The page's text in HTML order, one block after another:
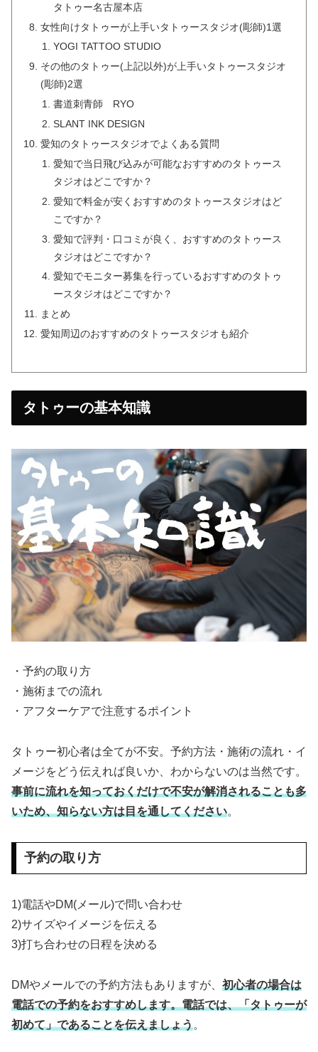
タトゥー名古屋本店
女性向けタトゥーが上手いタトゥースタジオ(彫師)1選
YOGI TATTOO STUDIO
その他のタトゥー(上記以外)が上手いタトゥースタジオ
(彫師)2選
書道刺青師 RYO
SLANT INK DESIGN
愛知のタトゥースタジオでよくある質問
愛知で当日飛び込みが可能なおすすめのタトゥース
タジオはどこですか？
愛知で料金が安くおすすめのタトゥースタジオはど
こですか？
愛知で評判・口コミが良く、おすすめのタトゥース
タジオはどこですか？
愛知でモニター募集を行っているおすすめのタトゥ
ースタジオはどこですか？
まとめ
愛知周辺のおすすめのタトゥースタジオも紹介
タトゥーの基本知識
・予約の取り方
・施術までの流れ
・アフターケアで注意するポイント
タトゥー初心者は全てが不安。予約方法・施術の流れ・イ
メージをどう伝えれば良いか、わからないのは当然です。
事前に流れを知っておくだけで不安が解消されることも多
いため、知らない方は目を通してください。
予約の取り方
1)電話やDM(メール)で問い合わせ
2)サイズやイメージを伝える
3)打ち合わせの日程を決める
DMやメールでの予約方法もありますが、 初心者の場合は
電話での予約をおすすめします。電話では、「タトゥーが
初めて」であることを伝えましょう。